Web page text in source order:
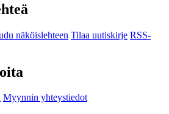
näköislehteen Tilaa uutiskirje RSS-
Myynnin yhteystiedot